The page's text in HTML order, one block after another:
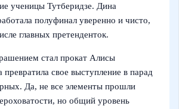
ученицы Тутберидзе. Дина
полуфинал уверенно и чисто,
главных претенденток.
стал прокат Алисы
превратила свое выступление в парад
Да, не все элементы прошли
но общий уровень